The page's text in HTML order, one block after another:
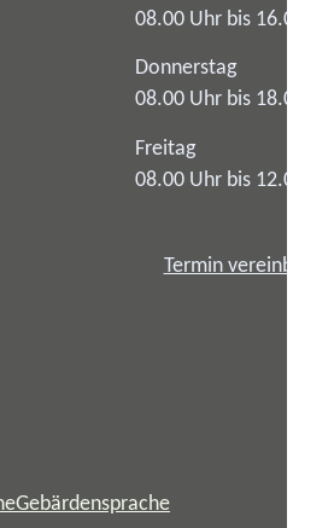
08.00 Uhr bis 16.00 Uhr
Donnerstag
08.00 Uhr bis 18.00 Uhr
Freitag
08.00 Uhr bis 12.00 Uhr
Termin vereinbaren
Gebärdensprache